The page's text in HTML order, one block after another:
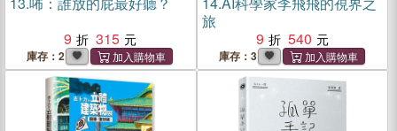
9
315
庫存：2
旅
9
540
庫存：3